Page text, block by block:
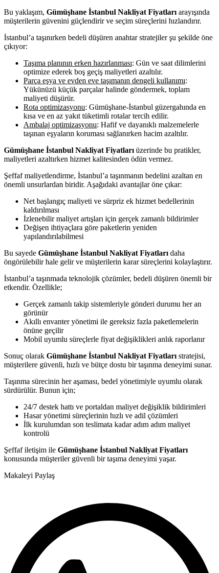
Bu yaklaşım, Gümüşhane İstanbul Nakliyat Fiyatları arayışında
müşterilerin güvenini güçlendirir ve seçim süreçlerini hızlandırır.
İstanbul’a taşınırken bedeli düşüren anahtar stratejiler şu şekilde öne
çıkıyor:
Taşıma planının erken hazırlanması: Gün ve saat dilimlerini
optimize ederek boş geçiş maliyetleri azaltılır.
Parça eşya ve evden eve taşımanın dengeli kullanımı:
Yükünüzü küçük parçalar halinde göndermek, toplam
maliyeti düşürür.
Rota optimizasyonu: Gümüşhane-İstanbul güzergahında en
kısa ve en az yakıt tüketimli rotalar tercih edilir.
Ambalaj optimizasyonu: Hafif ve dayanıklı malzemelerle
taşınan eşyaların koruması sağlanırken hacim azaltılır.
Gümüşhane İstanbul Nakliyat Fiyatları üzerinde bu pratikler,
maliyetleri azaltırken hizmet kalitesinden ödün vermez.
Şeffaf maliyetlendirme, İstanbul’a taşınmanın bedelini azaltan en
önemli unsurlardan biridir. Aşağıdaki avantajlar öne çıkar:
Net başlangıç maliyeti ve sürpriz ek hizmet bedellerinin
kaldırılması
İzlenebilir maliyet artışları için gerçek zamanlı bildirimler
Değişen ihtiyaçlara göre paketlerin yeniden
yapılandırılabilmesi
Bu sayede Gümüşhane İstanbul Nakliyat Fiyatları daha
öngörülebilir hale gelir ve müşterilerin karar süreçlerini kolaylaştırır.
İstanbul’a taşınmada teknolojik çözümler, bedeli düşüren önemli bir
etkendir. Özellikle;
Gerçek zamanlı takip sistemleriyle gönderi durumu her an
görünür
Akıllı envanter yönetimi ile gereksiz fazla paketlemelerin
önüne geçilir
Mobil uyumlu süreçlerle fiyat değişiklikleri anlık raporlanır
Sonuç olarak Gümüşhane İstanbul Nakliyat Fiyatları stratejisi,
müşterilere güvenli, hızlı ve bütçe dostu bir taşınma deneyimi sunar.
Taşınma sürecinin her aşaması, bedel yönetimiyle uyumlu olarak
sürdürülür. Bunun için;
24/7 destek hattı ve portaldan maliyet değişiklik bildirimleri
Hasar yönetimi süreçlerinin hızlı ve adil çözümleri
İlk kurulumdan son teslimata kadar adım adım maliyet
kontrolü
Şeffaf iletişim ile Gümüşhane İstanbul Nakliyat Fiyatları
konusunda müşteriler güvenli bir taşıma deneyimi yaşar.
Makaleyi Paylaş